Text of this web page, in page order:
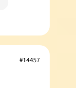
#14457